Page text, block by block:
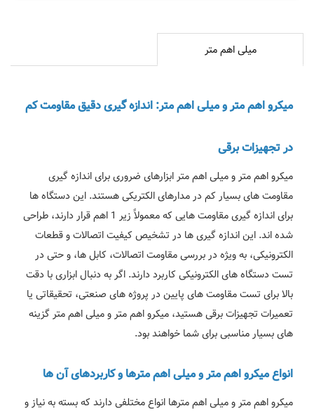
میلی اهم متر
میکرو اهم متر و میلی اهم متر: اندازه گیری دقیق مقاومت کم
در تجهیزات برقی
میکرو اهم متر و میلی اهم متر ابزارهای ضروری برای اندازه گیری
مقاومت های بسیار کم در مدارهای الکتریکی هستند. این دستگاه ها
برای اندازه گیری مقاومت هایی که معمولاً زیر 1 اهم قرار دارند، طراحی
شده اند. این اندازه گیری ها در تشخیص کیفیت اتصالات و قطعات
الکترونیکی، به ویژه در بررسی مقاومت اتصالات، کابل ها، و حتی در
تست دستگاه های الکترونیکی کاربرد دارند. اگر به دنبال ابزاری با دقت
بالا برای تست مقاومت های پایین در پروژه های صنعتی، تحقیقاتی یا
تعمیرات تجهیزات برقی هستید، میکرو اهم متر و میلی اهم متر گزینه
های بسیار مناسبی برای شما خواهند بود.
انواع میکرو اهم متر و میلی اهم مترها و کاربردهای آن ها
میکرو اهم متر و میلی اهم مترها انواع مختلفی دارند که بسته به نیاز و